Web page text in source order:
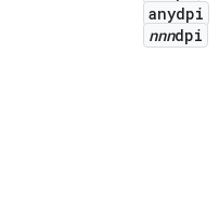
anydpi
nnndpi